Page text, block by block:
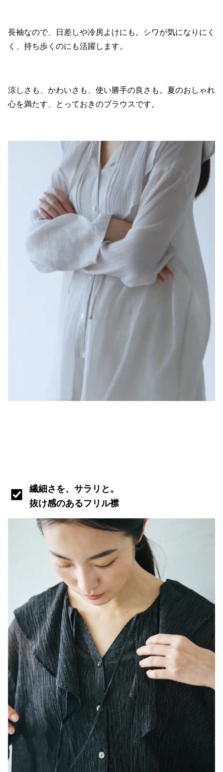
長袖なので、日差しや冷房よけにも。シワが気になりにく
く、持ち歩くのにも活躍します。
涼しさも、かわいさも、使い勝手の良さも。夏のおしゃれ
心を満たす、とっておきのブラウスです。
繊細さを、サラリと。
抜け感のあるフリル襟